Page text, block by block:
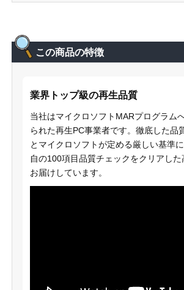
この商品の特徴
業界トップ級の再生品質
当社はマイクロソフトMARプログラム
られた再生PC事業者です。徹底した品
とマイクロソフトが定める厳しい基準
自の100項目品質チェックをクリアし
お届けしています。